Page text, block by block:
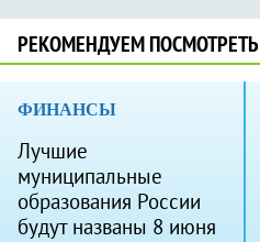
РЕКОМЕНДУЕМ ПОСМОТРЕТЬ
ФИНАНСЫ
Лучшие
муниципальные
образования России
будут названы 8 июня